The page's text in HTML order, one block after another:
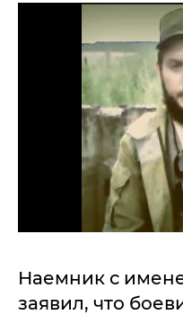
Наемник с
заявил, что